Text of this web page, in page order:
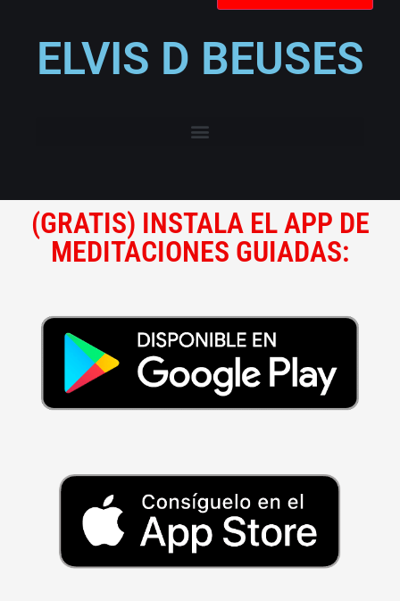
ELVIS D BEUSES
(GRATIS) INSTALA EL APP DE
MEDITACIONES GUIADAS: